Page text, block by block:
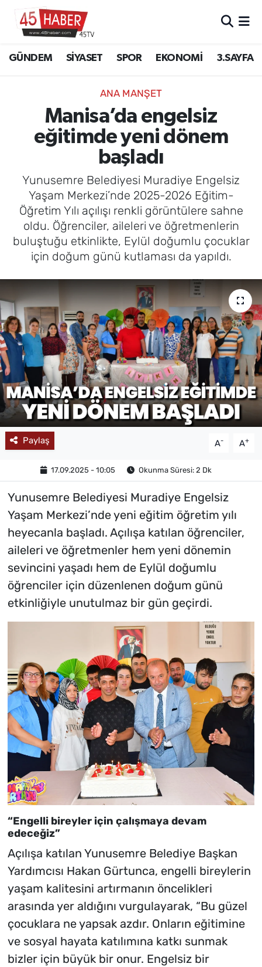
GÜNDEM SİYASET SPOR EKONOMİ 3.SAYFA
ANA MANŞET
Manisa’da engelsiz
eğitimde yeni dönem
başladı
Yunusemre Belediyesi Muradiye Engelsiz
Yaşam Merkezi’nde 2025-2026 Eğitim-
Öğretim Yılı açılışı renkli görüntülere sahne
oldu. Öğrenciler, aileleri ve öğretmenlerin
buluştuğu etkinlikte, Eylül doğumlu çocuklar
için doğum günü kutlaması da yapıldı.
Paylaş A- A+
17.09.2025 - 10:05 Okunma Süresi: 2 Dk
Yunusemre Belediyesi Muradiye Engelsiz
Yaşam Merkezi’nde yeni eğitim öğretim yılı
heyecanla başladı. Açılışa katılan öğrenciler,
aileleri ve öğretmenler hem yeni dönemin
sevincini yaşadı hem de Eylül doğumlu
öğrenciler için düzenlenen doğum günü
etkinliğiyle unutulmaz bir gün geçirdi.
“Engelli bireyler için çalışmaya devam
edeceğiz”
Açılışa katılan Yunusemre Belediye Başkan
Yardımcısı Hakan Gürtunca, engelli bireylerin
yaşam kalitesini artırmanın öncelikleri
arasında yer aldığını vurgulayarak, “Bu güzel
çocuklara ne yapsak azdır. Onların eğitimine
ve sosyal hayata katılımına katkı sunmak
bizler için büyük bir onur. Engelsiz bir
SİYASET
EKONOMİ
EĞİTİM
SAĞLIK
YAŞAM
MAGAZİN
Manisa Hava Durumu
Manisa Namaz Vakitleri
Manisa Trafik Yoğunluk Haritası
Süper Lig Puan Durumu ve Fikstür
Tüm Manşetler
Son Dakika Haberleri
Haber Arşivi